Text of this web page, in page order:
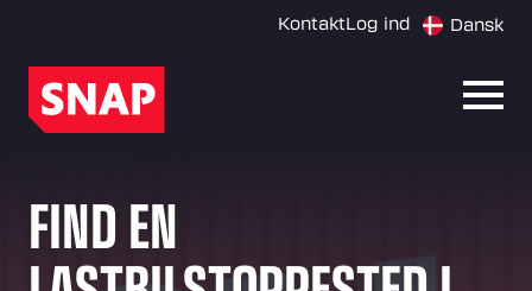
KontaktLog ind Dansk
FIND EN